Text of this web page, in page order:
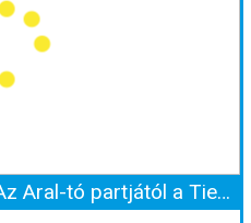
Üzbegisztánban
Repülővel
Félpanzió
szoba felnőtt pótággyal
08-28 | 10 éj Üzbegisztán nagykörút: Az Aral-tó partjától a Tien-san kapujáig ****